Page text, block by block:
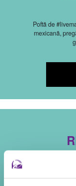
Poftă de
mexicană,
Când ți se
distanță!